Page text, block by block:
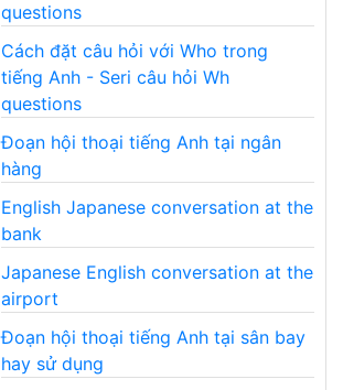
questions
Cách đặt câu hỏi với Who trong
tiếng Anh - Seri câu hỏi Wh
questions
Đoạn hội thoại tiếng Anh tại ngân
hàng
English Japanese conversation at the
bank
Japanese English conversation at the
airport
Đoạn hội thoại tiếng Anh tại sân bay
hay sử dụng